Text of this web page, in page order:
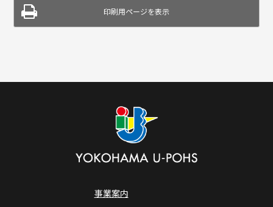
印刷用ページを表示
事業案内